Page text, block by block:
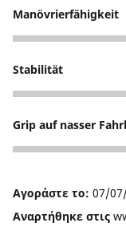
Manövrierfähigkeit
5
Stabilität
5
Grip auf nasser
4
Αγοράστε το: 07/
Αναρτήθηκε στις